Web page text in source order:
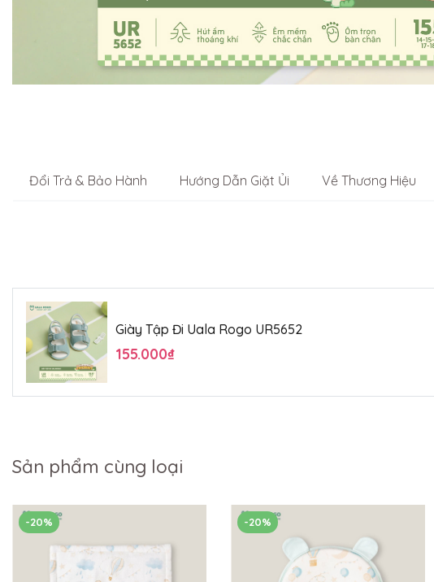
Đổi Trả & Bảo Hành Hướng Dẫn Giặt Ủi Về Thương Hiệu
Giày Tập Đi Uala Rogo UR5652
155.000₫
Sản phẩm cùng loại
-20% -20%